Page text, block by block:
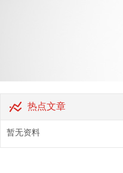
热点文章
暂无资料